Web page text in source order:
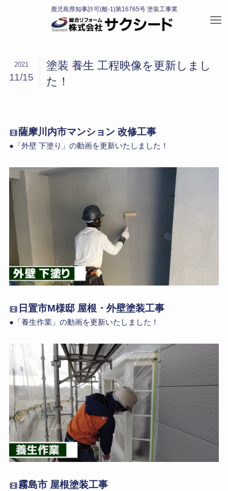
塗装 養生 工程映像を更新しまし
た！
2021
11/15
薩摩川内市マンション 改修工事
●「外壁 下塗り」の動画を更新いたしました！
日置市M様邸 屋根・外壁塗装工事
●「養生作業」の動画を更新いたしました！
霧島市 屋根塗装工事